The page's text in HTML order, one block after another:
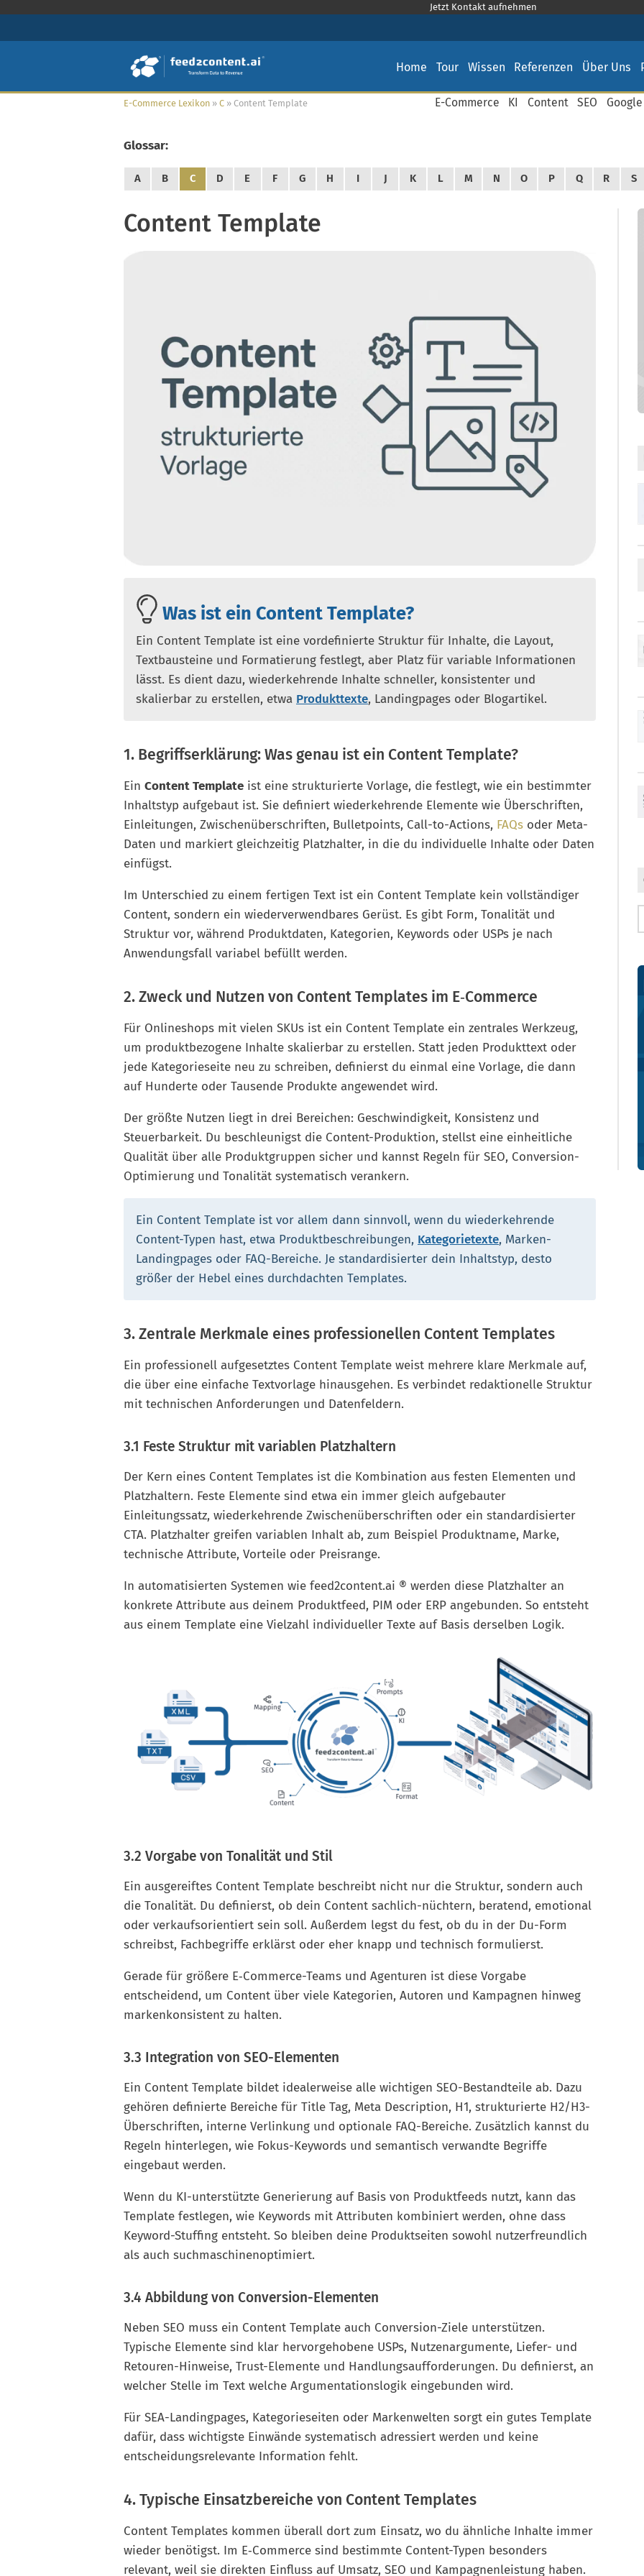
Jetzt Kontakt aufnehmen
Home Tour Wissen Referenzen Über Uns
E-Commerce Lexikon » C » Content Template E-Commerce KI Content SEO
Glossar:
A B C D E F G H I J K L M N O P Q R S
Content Template
Was ist ein Content Template?
Ein Content Template ist eine vordefinierte Struktur für Inhalte, die Layout,
Textbausteine und Formatierung festlegt, aber Platz für variable Informationen
lässt. Es dient dazu, wiederkehrende Inhalte schneller, konsistenter und
skalierbar zu erstellen, etwa Produkttexte, Landingpages oder Blogartikel.
1. Begriffserklärung: Was genau ist ein Content Template?
Ein Content Template ist eine strukturierte Vorlage, die festlegt, wie ein bestimmter
Inhaltstyp aufgebaut ist. Sie definiert wiederkehrende Elemente wie Überschriften,
Einleitungen, Zwischenüberschriften, Bulletpoints, Call-to-Actions, FAQs oder Meta-
Daten und markiert gleichzeitig Platzhalter, in die du individuelle Inhalte oder Daten
einfügst.
Im Unterschied zu einem fertigen Text ist ein Content Template kein vollständiger
Content, sondern ein wiederverwendbares Gerüst. Es gibt Form, Tonalität und
Struktur vor, während Produktdaten, Kategorien, Keywords oder USPs je nach
Anwendungsfall variabel befüllt werden.
2. Zweck und Nutzen von Content Templates im E‑Commerce
Für Onlineshops mit vielen SKUs ist ein Content Template ein zentrales Werkzeug,
um produktbezogene Inhalte skalierbar zu erstellen. Statt jeden Produkttext oder
jede Kategorieseite neu zu schreiben, definierst du einmal eine Vorlage, die dann
auf Hunderte oder Tausende Produkte angewendet wird.
Der größte Nutzen liegt in drei Bereichen: Geschwindigkeit, Konsistenz und
Steuerbarkeit. Du beschleunigst die Content-Produktion, stellst eine einheitliche
Qualität über alle Produktgruppen sicher und kannst Regeln für SEO, Conversion-
Optimierung und Tonalität systematisch verankern.
Ein Content Template ist vor allem dann sinnvoll, wenn du wiederkehrende
Content-Typen hast, etwa Produktbeschreibungen, Kategorietexte, Marken-
Landingpages oder FAQ-Bereiche. Je standardisierter dein Inhaltstyp, desto
größer der Hebel eines durchdachten Templates.
3. Zentrale Merkmale eines professionellen Content Templates
Ein professionell aufgesetztes Content Template weist mehrere klare Merkmale auf,
die über eine einfache Textvorlage hinausgehen. Es verbindet redaktionelle Struktur
mit technischen Anforderungen und Datenfeldern.
3.1 Feste Struktur mit variablen Platzhaltern
Der Kern eines Content Templates ist die Kombination aus festen Elementen und
Platzhaltern. Feste Elemente sind etwa ein immer gleich aufgebauter
Einleitungssatz, wiederkehrende Zwischenüberschriften oder ein standardisierter
CTA. Platzhalter greifen variablen Inhalt ab, zum Beispiel Produktname, Marke,
technische Attribute, Vorteile oder Preisrange.
In automatisierten Systemen wie feed2content.ai ® werden diese Platzhalter an
konkrete Attribute aus deinem Produktfeed, PIM oder ERP angebunden. So entsteht
aus einem Template eine Vielzahl individueller Texte auf Basis derselben Logik.
3.2 Vorgabe von Tonalität und Stil
Ein ausgereiftes Content Template beschreibt nicht nur die Struktur, sondern auch
die Tonalität. Du definierst, ob dein Content sachlich-nüchtern, beratend, emotional
oder verkaufsorientiert sein soll. Außerdem legst du fest, ob du in der Du-Form
schreibst, Fachbegriffe erklärst oder eher knapp und technisch formulierst.
Gerade für größere E‑Commerce-Teams und Agenturen ist diese Vorgabe
entscheidend, um Content über viele Kategorien, Autoren und Kampagnen hinweg
markenkonsistent zu halten.
3.3 Integration von SEO-Elementen
Ein Content Template bildet idealerweise alle wichtigen SEO-Bestandteile ab. Dazu
gehören definierte Bereiche für Title Tag, Meta Description, H1, strukturierte H2/H3-
Überschriften, interne Verlinkung und optionale FAQ-Bereiche. Zusätzlich kannst du
Regeln hinterlegen, wie Fokus-Keywords und semantisch verwandte Begriffe
eingebaut werden.
Wenn du KI-unterstützte Generierung auf Basis von Produktfeeds nutzt, kann das
Template festlegen, wie Keywords mit Attributen kombiniert werden, ohne dass
Keyword-Stuffing entsteht. So bleiben deine Produktseiten sowohl nutzerfreundlich
als auch suchmaschinenoptimiert.
3.4 Abbildung von Conversion-Elementen
Neben SEO muss ein Content Template auch Conversion-Ziele unterstützen.
Typische Elemente sind klar hervorgehobene USPs, Nutzenargumente, Liefer- und
Retouren-Hinweise, Trust-Elemente und Handlungsaufforderungen. Du definierst, an
welcher Stelle im Text welche Argumentationslogik eingebunden wird.
Für SEA-Landingpages, Kategorieseiten oder Markenwelten sorgt ein gutes Template
dafür, dass wichtigste Einwände systematisch adressiert werden und keine
entscheidungsrelevante Information fehlt.
4. Typische Einsatzbereiche von Content Templates
Content Templates kommen überall dort zum Einsatz, wo du ähnliche Inhalte immer
wieder benötigst. Im E‑Commerce sind bestimmte Content-Typen besonders
relevant, weil sie direkten Einfluss auf Umsatz, SEO und Kampagnenleistung haben.